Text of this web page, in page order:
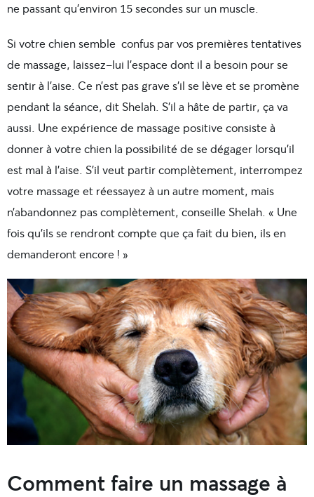
ne passant qu’environ 15 secondes sur un muscle.
Si votre chien semble confus par vos premières tentatives
de massage, laissez-lui l’espace dont il a besoin pour se
sentir à l’aise. Ce n’est pas grave s’il se lève et se promène
pendant la séance, dit Shelah. S’il a hâte de partir, ça va
aussi. Une expérience de massage positive consiste à
donner à votre chien la possibilité de se dégager lorsqu’il
est mal à l’aise. S’il veut partir complètement, interrompez
votre massage et réessayez à un autre moment, mais
n’abandonnez pas complètement, conseille Shelah. « Une
fois qu’ils se rendront compte que ça fait du bien, ils en
demanderont encore ! »
Comment faire un massage à